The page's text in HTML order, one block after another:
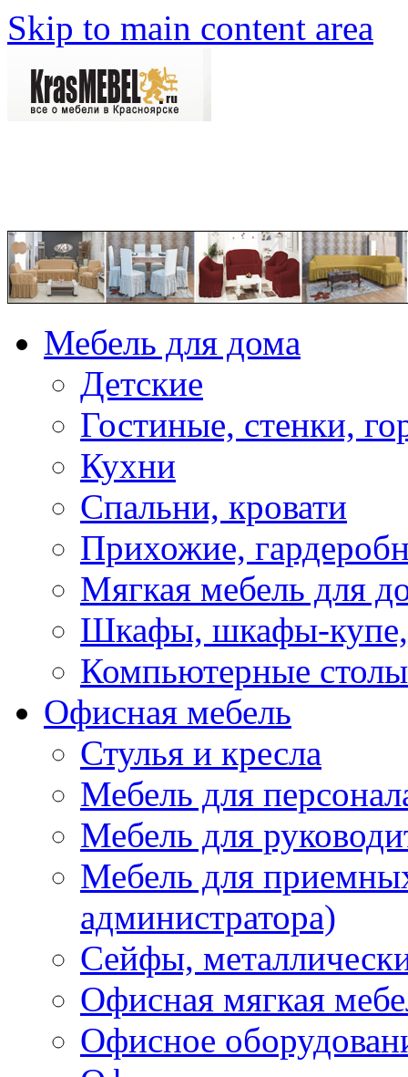
Skip to main content area
Мебель для дома
Детские
Гостиные, стенки,
Кухни
Спальни, кровати
Прихожие,
Мягкая мебель для
Шкафы, шкафы-купе,
Компьютерные столы
Офисная мебель
Стулья и кресла
Мебель для
Мебель для
Мебель для
администратора)
Сейфы,
Офисная мягкая
Офисное